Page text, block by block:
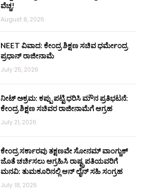
ವೆಚ್ಚ!
August 8, 2026
NEET ವಿವಾದ: ಕೇಂದ್ರ ಶಿಕ್ಷಣ ಸಚಿವ ಧರ್ಮೇಂದ್ರ
ಪ್ರಧಾನ್ ರಾಜೀನಾಮೆ
July 25, 2026
ನೀಟ್ ಅಕ್ರಮ: ಕಪ್ಪು ಪಟ್ಟಿ ಧರಿಸಿ ಮೌನ ಪ್ರತಿಭಟನೆ:
ಕೇಂದ್ರ ಶಿಕ್ಷಣ ಸಚಿವರ ರಾಜೀನಾಮೆಗೆ ಆಗ್ರಹ
July 21, 2026
ಕೇಂದ್ರ ಸರ್ಕಾರವು ತಕ್ಷಣವೇ ಸೋನಮ್ ವಾಂಗ್ಚುಕ್
ಜೊತೆ ಚರ್ಚಿಸಲು ಆಗ್ರಹಿಸಿ ರಾಷ್ಟ್ರಪತಿಯವರಿಗೆ
ಮನವಿ: ತುಮಕೂರಿನಲ್ಲಿ ಆನ್‌ ಲೈನ್ ಸಹಿ ಸಂಗ್ರಹ
July 18, 2026